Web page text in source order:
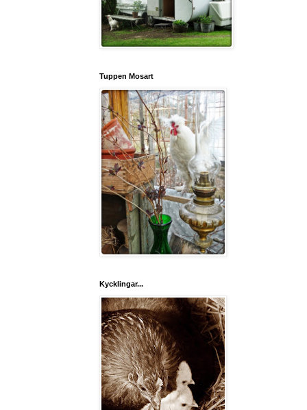
Tuppen Mosart
Kycklingar...